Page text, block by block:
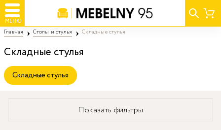
МЕНЮ
Главная Столы и стулья Складные стулья
Складные стулья
Складные стулья
Показать фильтры